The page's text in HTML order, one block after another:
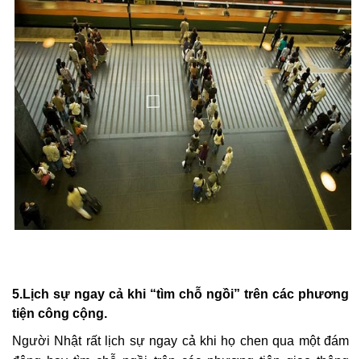
5.Lịch sự ngay cả khi “tìm chỗ ngồi” trên các phương
tiện công cộng.
Người Nhật rất lịch sự ngay cả khi họ chen qua một đám